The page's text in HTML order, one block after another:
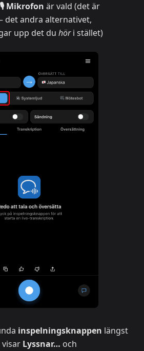
🎙️ Mikrofon är vald (det är
det andra alternativet,
upp det du höri stället)
inspelningsknappen längst
Lyssnar… och